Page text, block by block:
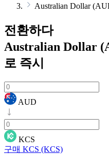
Australian Dollar
전환하다
Australian Dollar
로 즉시
AUD
KCS
구매 KCS (KCS)